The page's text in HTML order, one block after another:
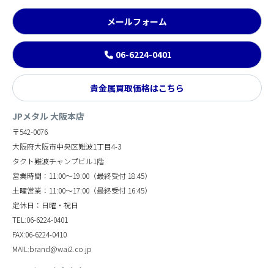
メールフォーム
06-6224-0401
貴金属買取価格はこちら
JPメタル 大阪本店
〒542-0076
大阪府大阪市中央区難波1丁目4-3
タクト難波チャンプビル1階
営業時間：11:00～19:00（最終受付 18:45）
土曜営業：11:00～17:00（最終受付 16:45）
定休日：日曜・祝日
TEL:06-6224-0401
FAX:06-6224-0410
MAIL:brand@wai2.co.jp